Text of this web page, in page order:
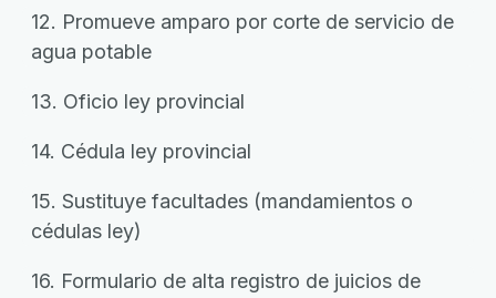
12. Promueve amparo por corte de servicio de
agua potable
13. Oficio ley provincial
14. Cédula ley provincial
15. Sustituye facultades (mandamientos o
cédulas ley)
16. Formulario de alta registro de juicios de